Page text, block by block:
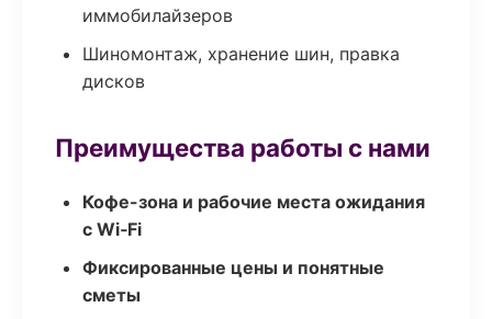
иммобилайзеров
Шиномонтаж, хранение шин, правка
дисков
Преимущества работы с нами
Кофе-зона и рабочие места ожидания
с Wi‑Fi
Фиксированные цены и понятные
сметы